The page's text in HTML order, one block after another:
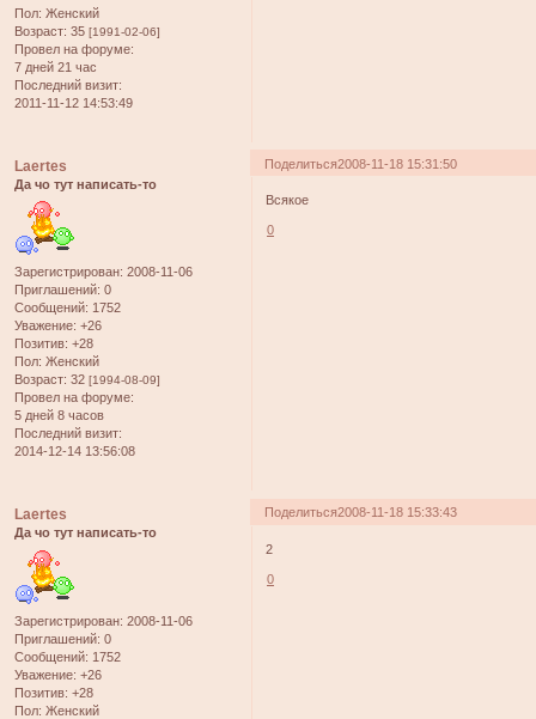
Пол: Женский
Возраст: 35 [1991-02-06]
Провел на форуме:
7 дней 21 час
Последний визит:
2011-11-12 14:53:49
Поделиться2008-11-18 15:31:50
Laertes
Да чо тут написать-то
Зарегистрирован: 2008-11-06
Приглашений: 0
Сообщений: 1752
Уважение: +26
Позитив: +28
Пол: Женский
Возраст: 32 [1994-08-09]
Провел на форуме:
5 дней 8 часов
Последний визит:
2014-12-14 13:56:08
Всякое
0
Поделиться2008-11-18 15:33:43
Laertes
Да чо тут написать-то
Зарегистрирован: 2008-11-06
Приглашений: 0
Сообщений: 1752
Уважение: +26
Позитив: +28
Пол: Женский
2
0